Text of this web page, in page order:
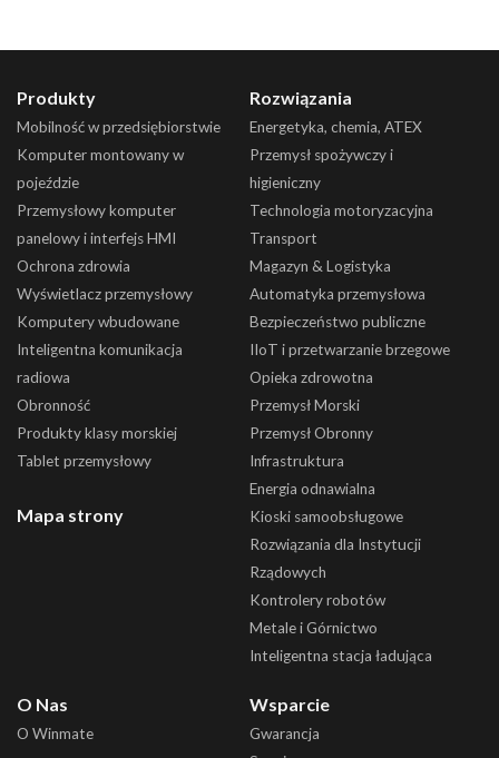
Produkty
Mobilność w przedsiębiorstwie
Komputer montowany w
pojeździe
Przemysłowy komputer
panelowy i interfejs HMI
Ochrona zdrowia
Wyświetlacz przemysłowy
Komputery wbudowane
Inteligentna komunikacja
radiowa
Obronność
Produkty klasy morskiej
Tablet przemysłowy
Mapa strony
Rozwiązania
Energetyka, chemia, ATEX
Przemysł spożywczy i
higieniczny
Technologia motoryzacyjna
Transport
Magazyn & Logistyka
Automatyka przemysłowa
Bezpieczeństwo publiczne
IIoT i przetwarzanie brzegowe
Opieka zdrowotna
Przemysł Morski
Przemysł Obronny
Infrastruktura
Energia odnawialna
Kioski samoobsługowe
Rozwiązania dla Instytucji
Rządowych
Kontrolery robotów
Metale i Górnictwo
Inteligentna stacja ładująca
O Nas
O Winmate
Wsparcie
Gwarancja